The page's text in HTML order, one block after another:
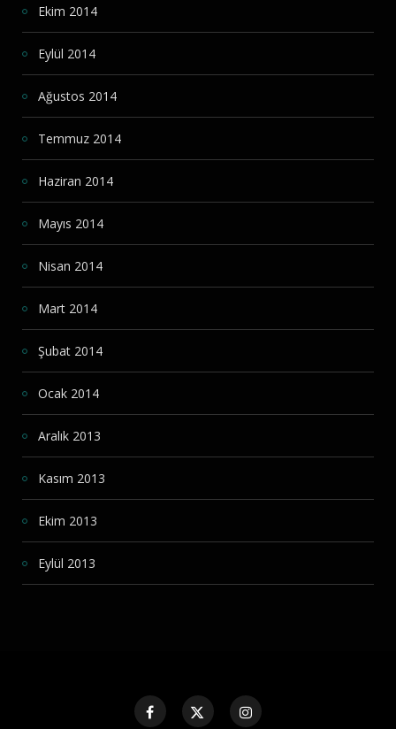
Ekim 2014
Eylül 2014
Ağustos 2014
Temmuz 2014
Haziran 2014
Mayıs 2014
Nisan 2014
Mart 2014
Şubat 2014
Ocak 2014
Aralık 2013
Kasım 2013
Ekim 2013
Eylül 2013